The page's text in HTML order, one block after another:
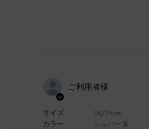
ご利用者様
サイズ
カラー
38/24cm
シルバー系